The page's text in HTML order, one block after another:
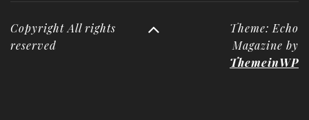
Copyright All rights
reserved
Theme: Echo
Magazine by
ThemeinWP